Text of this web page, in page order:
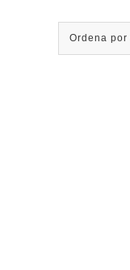
Ordena por